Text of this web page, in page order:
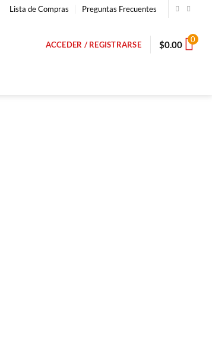
Lista de Compras Preguntas Frecuentes
ACCEDER / REGISTRARSE $0.00 0